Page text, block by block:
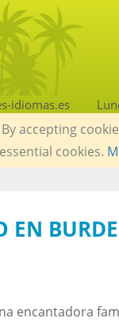
idiomas.es
accepting
cookies.
EN
encantadora